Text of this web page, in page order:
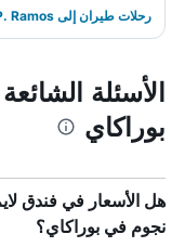
رحلات طيران إلى Godofredo P. Ramos
الأسئلة
بوراكاي
نجوم في بوراكاي؟